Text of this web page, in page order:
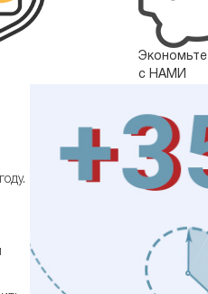
Экономьте
с НАМИ